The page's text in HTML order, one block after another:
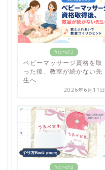
うたべびま
ベビーマッサージ資格を取
った後、教室が続かない先
生へ
2026年6月11日
うたべびま